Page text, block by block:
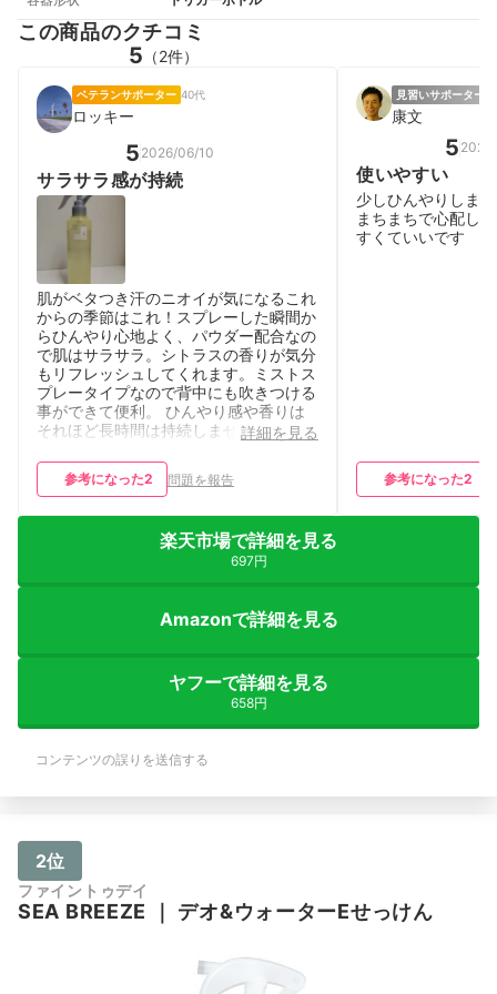
この商品のクチコミ
5 （2件）
ベテランサポーター 40代
ロッキー
5 2026/06/10
サラサラ感が持続
肌がベタつき汗のニオイが気になるこれ
からの季節はこれ！スプレーした瞬間か
らひんやり心地よく、パウダー配合なの
で肌はサラサラ。シトラスの香りが気分
もリフレッシュしてくれます。ミストス
プレータイプなので背中にも吹きつける
事ができて便利。 ひんやり感や香りは
それほど長時間は持続しませんが汗をか
ます。 サラサラ感はかなり持続しま
す。
詳細を見る
参考になった2 問題を報告
見習いサポーター
康文
5
使いやすい
少しひんやりしま
まちまちで心配し
すくていいです
参考になった2
楽天市場で詳細を見る
697円
Amazonで詳細を見る
ヤフーで詳細を見る
658円
コンテンツの誤りを送信する
2位
ファイントゥデイ
SEA BREEZE デオ&ウォーターEせっけん